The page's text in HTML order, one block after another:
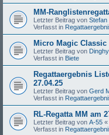
MM-
Letzter Beitrag von Stefan
Verfasst in
Micro Magic Classic
Letzter Beitrag von
Verfasst in Biete
Regattaergebnis
27.04.25
Letzter Beitrag von Gerd
Verfasst in
RL-Regatta MM am
Letzter Beitrag von A-55 «
Verfasst in